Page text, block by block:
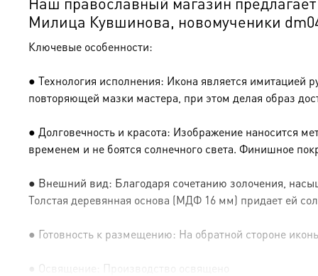
Милица Кувшинова, новомученики
Ключевые особенности:
● Технология исполнения: Икона является имитацией
повторяющей мазки мастера, при этом делая образ
● Долговечность и красота: Изображение наносится
временем и не боятся солнечного света. Финишное
● Внешний вид: Благодаря сочетанию золочения,
Толстая деревянная основа (МДФ 16 мм) придает ей
● Готовность к размещению: На обратной стороне
● Освящение: Производство освящено